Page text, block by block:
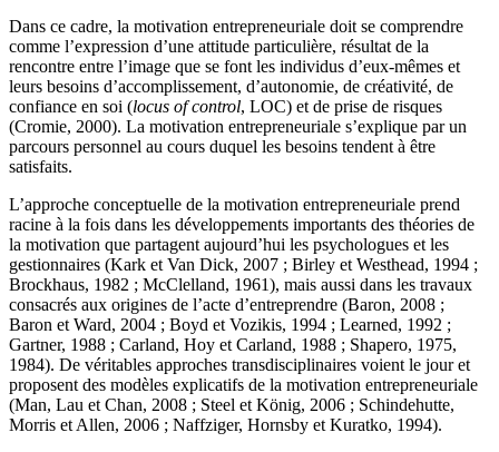
Dans ce cadre, la motivation entrepreneuriale doit se comprendre
comme l’expression d’une attitude particulière, résultat de la
rencontre entre l’image que se font les individus d’eux-mêmes et
leurs besoins d’accomplissement, d’autonomie, de créativité, de
confiance en soi (locus of control, LOC) et de prise de risques
(Cromie, 2000). La motivation entrepreneuriale s’explique par un
parcours personnel au cours duquel les besoins tendent à être
satisfaits.
L’approche conceptuelle de la motivation entrepreneuriale prend
racine à la fois dans les développements importants des théories de
la motivation que partagent aujourd’hui les psychologues et les
gestionnaires (Kark et Van Dick, 2007 ; Birley et Westhead, 1994 ;
Brockhaus, 1982 ; McClelland, 1961), mais aussi dans les travaux
consacrés aux origines de l’acte d’entreprendre (Baron, 2008 ;
Baron et Ward, 2004 ; Boyd et Vozikis, 1994 ; Learned, 1992 ;
Gartner, 1988 ; Carland, Hoy et Carland, 1988 ; Shapero, 1975,
1984). De véritables approches transdisciplinaires voient le jour et
proposent des modèles explicatifs de la motivation entrepreneuriale
(Man, Lau et Chan, 2008 ; Steel et König, 2006 ; Schindehutte,
Morris et Allen, 2006 ; Naffziger, Hornsby et Kuratko, 1994).